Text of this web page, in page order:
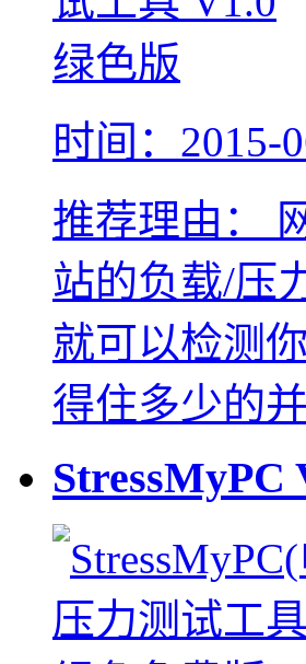
时间：2015-
推荐理由：
站的负载/压
就可以检测
得住多少的
StressMyPC